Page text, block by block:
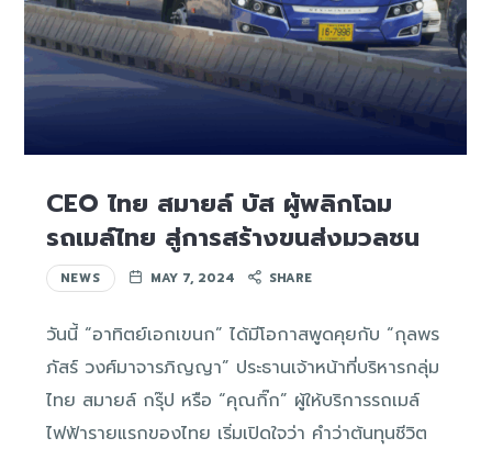
CEO ไทย สมายล์ บัส ผู้พลิกโฉม
รถเมล์ไทย สู่การสร้างขนส่งมวลชน
NEWS MAY 7, 2024 SHARE
วันนี้ “อาทิตย์เอกเขนก” ได้มีโอกาสพูดคุยกับ “กุลพร
ภัสร์ วงศ์มาจารภิญญา” ประธานเจ้าหน้าที่บริหารกลุ่ม
ไทย สมายล์ กรุ๊ป หรือ “คุณกิ๊ก” ผู้ให้บริการรถเมล์
ไฟฟ้ารายแรกของไทย เริ่มเปิดใจว่า คำว่าต้นทุนชีวิต